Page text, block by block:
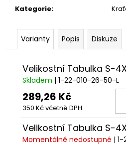
Kategorie:
Varianty Popis Diskuze
Velikostní Tabulka S-
Skladem | 1-22-010-26-50-L
289,26 Kč
350 Kč včetně DPH
Velikostní Tabulka S-
Momentálně nedostupné |